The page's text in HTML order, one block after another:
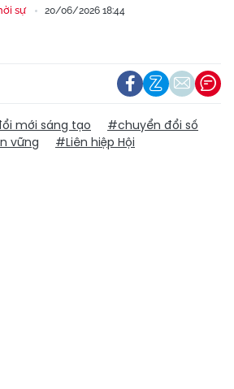
sự 20/06/2026 18:44
mới sáng tạo
#chuyển đổi số
vững
#Liên hiệp Hội